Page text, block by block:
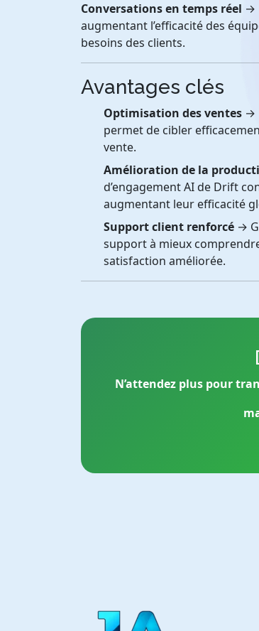
Conversations en temps réel →
augmentant l’efficacité des
besoins des clients.
Avantages clés
Optimisation des ventes →
permet de cibler
vente.
Amélioration de la
d’engagement AI de Drift
augmentant leur efficacité
Support client renforcé →
support à mieux
satisfaction améliorée.
N’attendez plus pour